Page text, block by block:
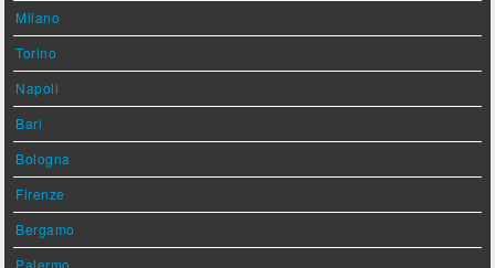
Milano
Torino
Napoli
Bari
Bologna
Firenze
Bergamo
Palermo